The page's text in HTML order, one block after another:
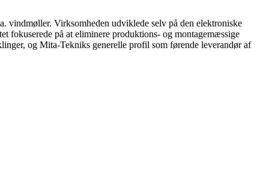
vindmøller. Virksomheden udviklede selv på den elektroniske
fokuserede på at eliminere produktions- og montagemæssige
og Mita-Tekniks generelle profil som førende leverandør af